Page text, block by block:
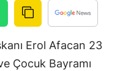
Giresun
Hakkari
Erol Afacan 23
Çocuk Bayramı